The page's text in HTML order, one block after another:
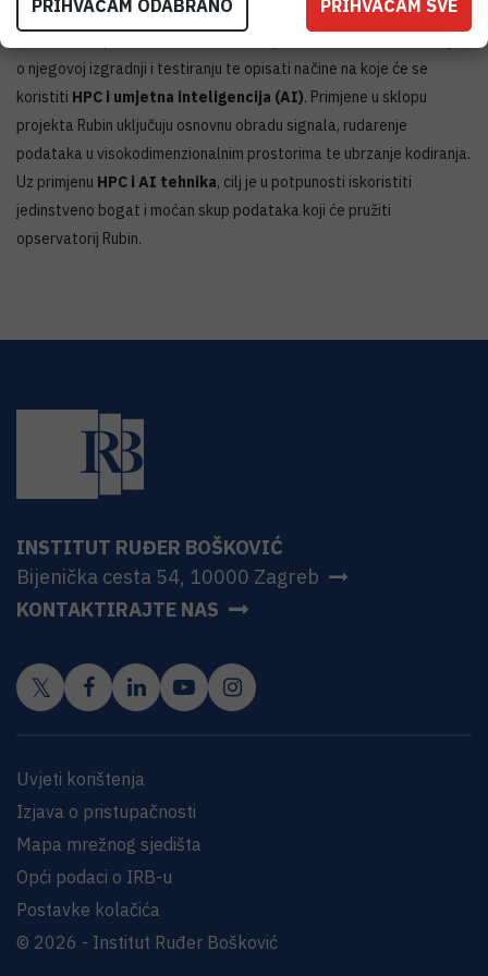
o njegovoj izgradnji i testiranju te opisati načine na koje će se
koristiti HPC i umjetna inteligencija (AI). Primjene u sklopu
projekta Rubin uključuju osnovnu obradu signala, rudarenje
podataka u visokodimenzionalnim prostorima te ubrzanje kodiranja.
Uz primjenu HPC i AI tehnika, cilj je u potpunosti iskoristiti
jedinstveno bogat i moćan skup podataka koji će pružiti
opservatorij Rubin.
INSTITUT RUĐER BOŠKOVIĆ
Bijenička cesta 54, 10000 Zagreb
KONTAKTIRAJTE NAS
Uvjeti korištenja
Izjava o pristupačnosti
Mapa mrežnog sjedišta
Opći podaci o IRB-u
Postavke kolačića
© 2026 - Institut Ruđer Bošković
PRIHVAĆAM ODABRANO PRIHVAĆAM SVE